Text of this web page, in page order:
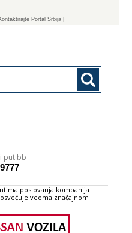
Kontaktirajte Portal Srbija |
put bb
poslovanja kompanija
veoma značajnom
se nalazi na prostoru od 5600
i dijagnostičkom
i specijalnih alata, tako da
servisnih usluga na putničkim,